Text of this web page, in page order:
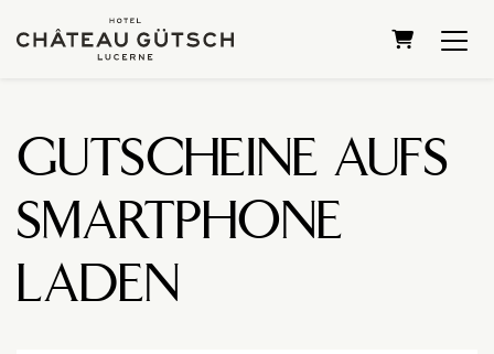
GUTSCHEINE AUFS
SMARTPHONE
LADEN